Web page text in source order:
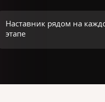
Наставник рядом на
этапе